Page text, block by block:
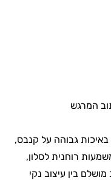
המרגש
גבוהה על קנבס,
רוחנית לסלון,
בין עיצוב נקי